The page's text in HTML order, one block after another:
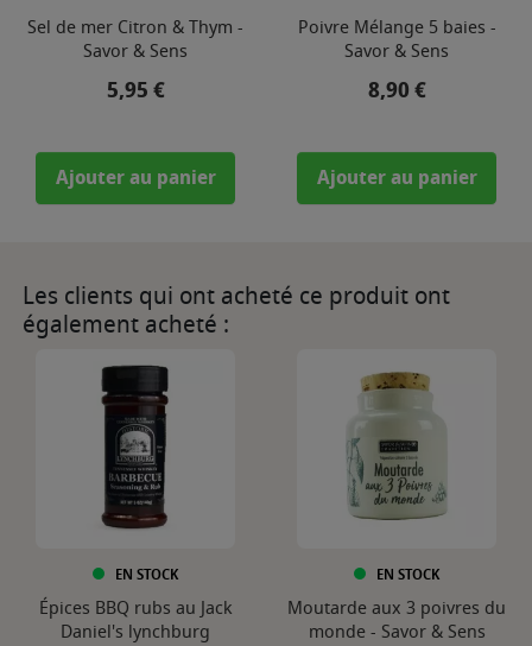
Sel de mer Citron & Thym -
Savor & Sens
Prix
5,95 €
Ajouter au panier
Poivre Mélange 5 baies -
Savor & Sens
Prix
8,90 €
Ajouter au panier
Les clients qui ont acheté ce produit ont
également acheté :
EN STOCK
Épices BBQ rubs au Jack
Daniel's lynchburg
EN STOCK
Moutarde aux 3 poivres du
monde - Savor & Sens